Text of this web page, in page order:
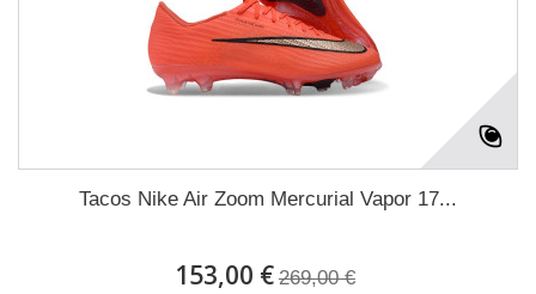
Tacos Nike Air Zoom Mercurial Vapor 17...
153,00 € 269,00 €